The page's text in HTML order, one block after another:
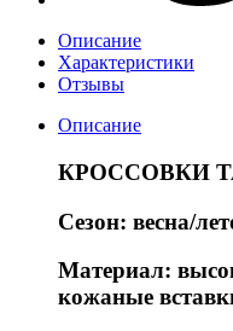
Описание
Характеристики
Отзывы
Описание
КРОССОВКИ
Сезон: весна/
Материал:
кожаные